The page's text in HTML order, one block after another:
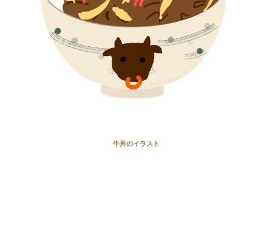
牛丼のイラスト